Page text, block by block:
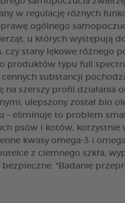
w regulację różnych
ogólnego
u których występują
stany lękowe różnego
produktów typu full
substancji
szerszy profil działania
ulepszony został bio
– eliminuje to problem
psów i kotów, korzystnie
kwasy omega-3 i
z ciemnego szkła,
*Badanie